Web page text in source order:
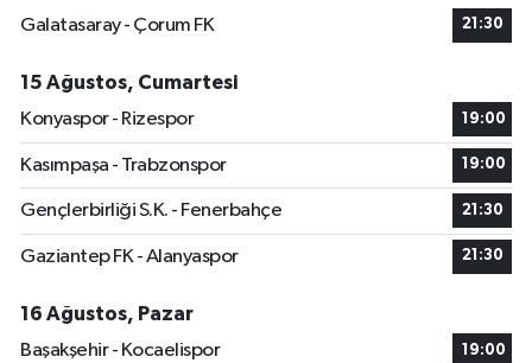
Galatasaray - Çorum FK
21:30
15 Ağustos, Cumartesi
Konyaspor - Rizespor
19:00
Kasımpaşa - Trabzonspor 19:00
Gençlerbirliği S.K. - Fenerbahçe 21:30
Gaziantep FK - Alanyaspor 21:30
16 Ağustos, Pazar
Başakşehir - Kocaelispor
19:00